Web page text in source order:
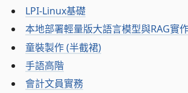
LPI-Linux基礎
本地部署輕量版大語言模型與RAG實
童裝製作 (半截裙)
手語高階
會計文員實務